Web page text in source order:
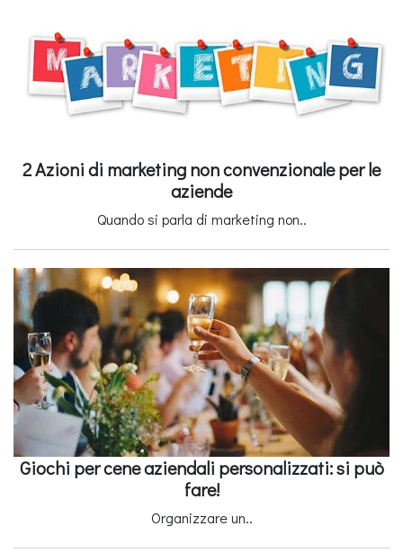
2 Azioni di marketing non convenzionale per le
aziende
Quando si parla di marketing non..
Giochi per cene aziendali personalizzati: si può
fare!
Organizzare un..